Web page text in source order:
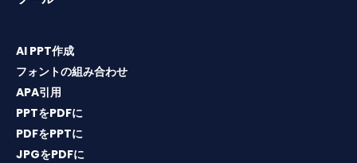
AI PPT作成
フォントの組み合わせ
APA引用
PPTをPDFに
PDFをPPTに
JPGをPDFに